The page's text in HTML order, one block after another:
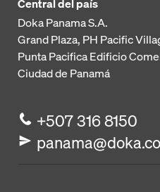
Central del país
Doka Panama S.A.
Grand Plaza, PH Pacific
Punta PacificaEdificio
Ciudad de Panamá
+507 316 8150